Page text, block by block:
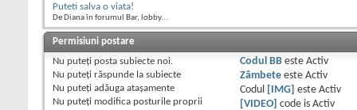
Puteti salva o viata!
De Diana în forumul Bar, lobby...
Permisiuni postare
Nu puteţi posta subiecte noi.
Nu puteţi răspunde la subiecte
Nu puteţi adăuga ataşamente
Nu puteţi modifica posturile proprii
Codul BBeste Activ
Zâmbeteeste Activ
Codul
[IMG] este Activ
[VIDEO] code is Activ